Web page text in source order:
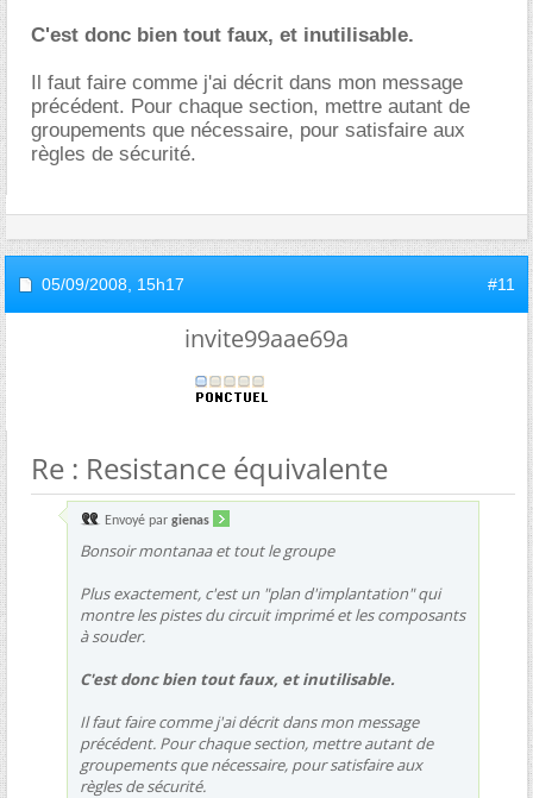
C'est donc bien tout faux, et inutilisable.
Il faut faire comme j'ai décrit dans mon message
précédent. Pour chaque section, mettre autant de
groupements que nécessaire, pour satisfaire aux
règles de sécurité.
05/09/2008, 15h17 #11
invite99aae69a
Re : Resistance équivalente
Envoyé par gienas
Bonsoir montanaa et tout le groupe
Plus exactement, c'est un "plan d'implantation" qui
montre les pistes du circuit imprimé et les composants
à souder.
C'est donc bien tout faux, et inutilisable.
Il faut faire comme j'ai décrit dans mon message
précédent. Pour chaque section, mettre autant de
groupements que nécessaire, pour satisfaire aux
règles de sécurité.